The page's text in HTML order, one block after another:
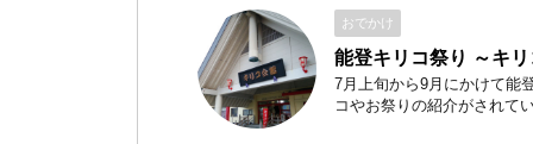
おでかけ
能登キリコ祭り ～キ
7月上旬から9月にかけて能
コやお祭りの紹介がされて